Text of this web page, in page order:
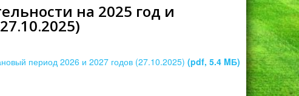
на 2025 год и
период 2026 и 2027 годов (27.10.2025) (pdf, 5.4 MБ)